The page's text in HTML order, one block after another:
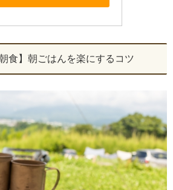
食】朝ごはんを楽にするコツ